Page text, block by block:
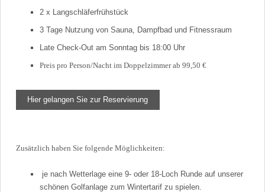
2 x Langschläferfrühstück
3 Tage Nutzung von Sauna, Dampfbad und Fitnessraum
Late Check-Out am Sonntag bis 18:00 Uhr
Preis pro Person/Nacht im Doppelzimmer ab 99,50€
Hier gelangen Sie zur Reservierung
Zusätzlich haben Sie folgende Möglichkeiten:
je nach Wetterlage eine 9- oder 18-Loch Runde auf unserer
schönen Golfanlage zum Wintertarif zu spielen.